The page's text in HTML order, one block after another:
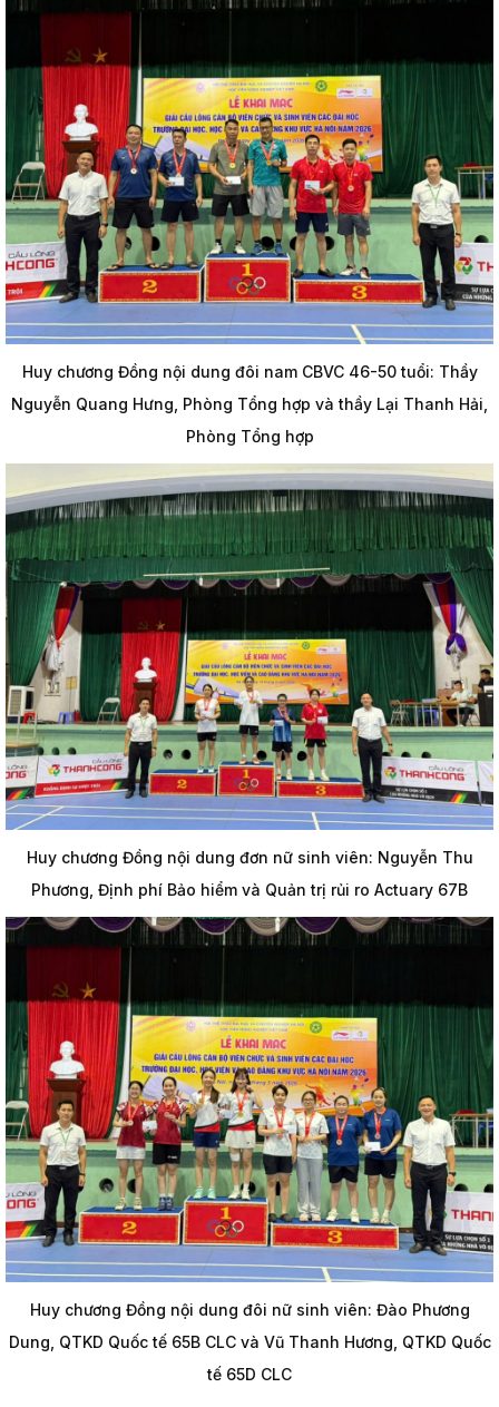
Huy chương Đồng nội dung đôi nam CBVC 46-50 tuổi: Thầy
Nguyễn Quang Hưng, Phòng Tổng hợp và thầy Lại Thanh Hải,
Phòng Tổng hợp
Huy chương Đồng nội dung đơn nữ sinh viên: Nguyễn Thu
Phương, Định phí Bảo hiểm và Quản trị rủi ro Actuary 67B
Huy chương Đồng nội dung đôi nữ sinh viên: Đào Phương
Dung, QTKD Quốc tế 65B CLC và Vũ Thanh Hương, QTKD Quốc
tế 65D CLC